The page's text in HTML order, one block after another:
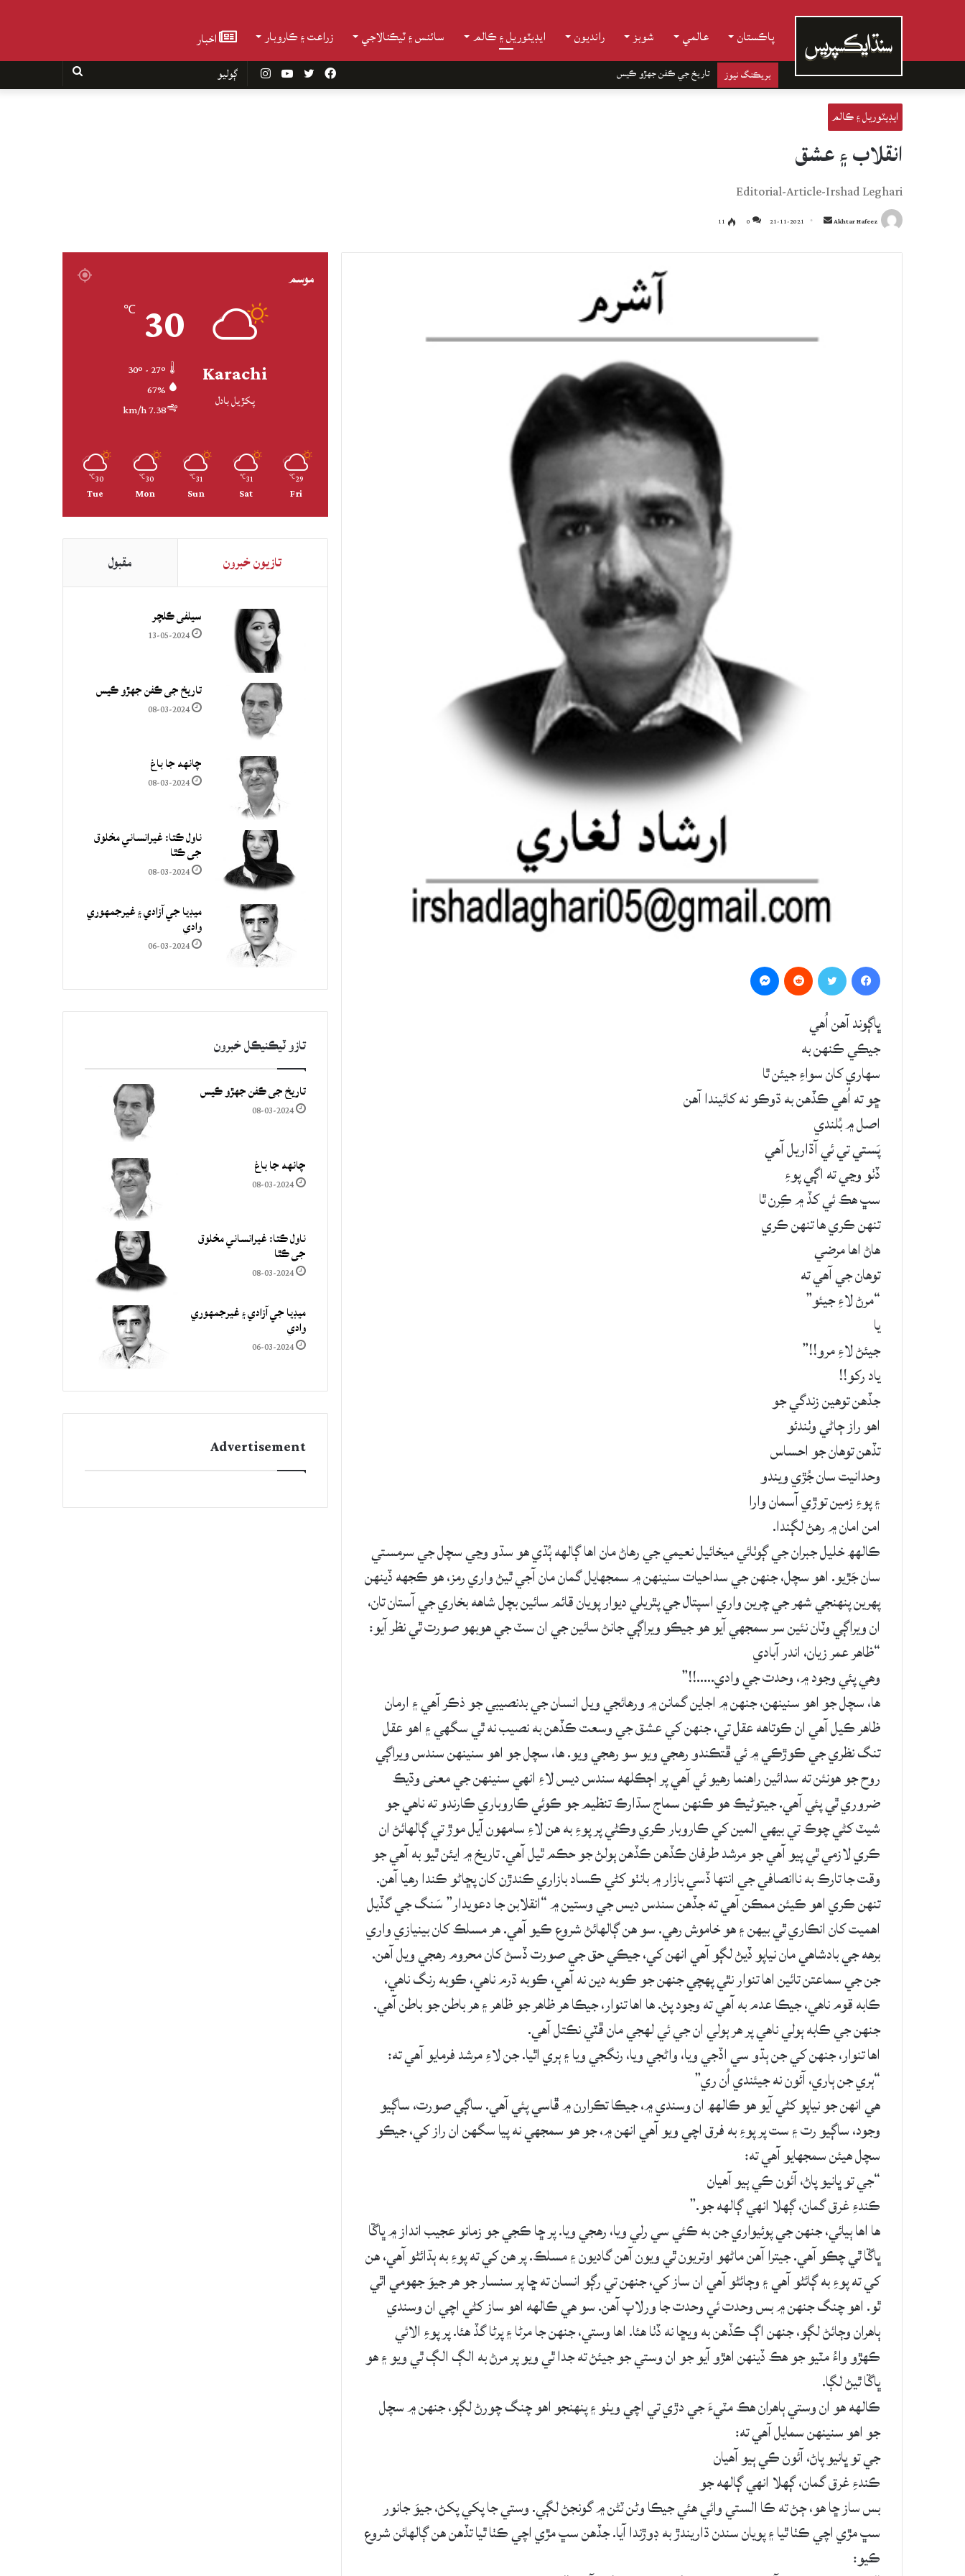
پاڪستان عالمي شوبز رانديون ايڊيٽوريل ۽ ڪالم سائنس ۽ ٽيڪنالاجي زراعت ۽ ڪاروبار اخبار
بريڪنگ نيوز تاريخ جي ڪفن جھڙو ڪيس InstagramYouTube Twitter
Facebook
ايڊيٽوريل ۽ ڪالم
انقلاب ۽ عشق
Editorial-Article-Irshad Leghari
Akhtar Hafeez
Send
email
21-11-2021
0
11
ڀاڳوند آهن اُهي
جيڪي ڪنهن به
سهاري کان سواءِ جيئن ٿا
ڇو ته اُهي ڪڏھن به ڌوڪو نه کائيندا آهن
اصل ۾ بُلندي
پَستي تي ئي آڌاريل آهي
ڏٺو وڃي ته اڳي پوءِ
سڀ هڪ ئي کڏ ۾ ڪِرن ٿا
تنهن ڪري ها تنهن ڪري
هاڻ اها مرضي
توهان جي آهي ته
“مرڻ لاءِ جيئو”
يا
جيئڻ لاءِ مرو!!”
ياد رکو!!
جڏھن توهين زندگي جو
اهو راز ڄاڻي وٺندئو
تڏهن توهان جو احساس
وحدانيت سان جُڙي ويندو
۽ پوءِ زمين توڙي آسمان وارا
امن امان ۾ رهڻ لڳندا.
ڪالهھ خليل جبران جي ڳوٺائي ميخائيل نعيمي جي رهاڻ مان اها ڳالھه ٻُڌي هو سڌو وڃي سچل جي سرمستي
سان جَڙيو. اهو سچل، جنهن جي سداحيات سنينهن ۾ سمجهايل گمان مان آجي ٿيڻ واري رمز، هو ڪجهه ڏينهن
پهرين پنهنجي شهر جي چرين واري اسپتال جي پٿريلي ديوار پويان قائم سائين بچل شاهه بخاري جي آستان تان،
ان ويراڳي وٽان نئين سر سمجهي آيو هو جيڪو ويراڳي جانڻ سائين جي ان سٽ جي هوبهو صورت ٿي نظر آيو:
“ظاهر عمر زيان، اندر آبادي
وهي پئي وجود ۾، وحدت جي وادي…..!!”
ها، سچل جو اهو سنينهن، جنهن ۾ اجاين گمانن ۾ ورهائجي ويل انسان جي بدنصيبي جو ذڪر آهي ۽ ارمان
ظاهر ڪيل آهي ان ڪوتاهه عقل تي، جنهن کي عشق جي وسعت ڪڏهن به نصيب نه ٿي سگهي ۽ اهو عقل
تنگ نظري جي ڪوڙڪي ۾ ئي ڦتڪندو رهجي ويو سو رهجي ويو. ها، سچل جو اهو سنينهن سندس ويراڳي
روح جو هونئن ته سدائين راهنما رهيو ئي آهي پر اڄڪلھه سندس ديس لاءِ انهي سنينهن جي معنى وڌيڪ
ضروري ٿي پئي آهي. جيتوڻيڪ هو ڪنهن سماج سڌارڪ تنظيم جو ڪوئي ڪاروباري ڪارندو ته ناهي جو
شيٽ کڻي چوڪ تي بيهي المين کي ڪاروبار ڪري وڪڻي پر پوءِ به هن لاءِ سامهون آيل موڙ تي ڳالهائڻ ان
ڪري لازمي ٿي پيو آهي جو مرشد طرفان ڪڏهن ڪڏهن ٻولڻ جو حڪم ٿيل آهي. تاريخ ۾ ايئن ٿيو به آهي جو
وقت جا تارڪ به ناانصافي جي انتها ڏسي بازار ۾ بانٺو کڻي ڪساد بازاري ڪندڙن کان پڇاڻو ڪندا رهيا آهن.
تنهن ڪري اهو ڪيئن ممڪن آهي ته جڏهن سندس ديس جي وستين ۾ “انقلابن جا دعويدار” سَنگ جي گڏيل
اهميت کان انڪاري ٿي بيهن ۽ هو خاموش رهي. سو هن ڳالهائڻ شروع ڪيو آهي. هر مسلڪ کان بينيازي واري
برهه جي بادشاهي مان نياپو ڏيڻ لڳو آهي انهن کي، جيڪي حق جي صورت ڏسڻ کان محروم رهجي ويل آهن.
جن جي سماعتن تائين اها تنوار نٿي پهچي جنهن جو ڪوبه دين نه آهي، ڪوبه ڌرم ناهي، ڪوبه رنگ ناهي،
ڪابه قوم ناهي، جيڪا عدم به آهي ته وجود پڻ. ها اها تنوار، جيڪا هر ظاهر جو ظاهر ۽ هر باطن جو باطن آهي.
جنهن جي ڪابه ٻولي ناهي پر هر ٻولي ان جي ئي لهجي مان ڦٽي نڪتل آهي.
اها تنوار، جنهن کي جن ٻڌو سي اڏجي ويا، واڻجي ويا، رنگجي ويا ۽ ٻري اٿيا. جن لاءِ مرشد فرمايو آهي ته:
“ٻري جن ٻاري، آئون نه جيئندي اُن ري”
هي انهن جو نياپو کڻي آيو هو ڪالهھ ان وسندي ۾، جيڪا تڪرارن ۾ ڦاسي پئي آهي. ساڳي صورت، ساڳيو
وجود، ساڳيو رت ۽ ست پر پوءِ به فرق اچي ويو آهي انهن ۾، جو هو سمجهي نه پيا سگهن ان راز کي، جيڪو
سچل هيئن سمجهايو آهي ته:
“جي تو ڀانيو پاڻ، آئون ڪي ٻيو آهيان
ڪندءِ غرق گمان، ڳهلا انهي ڳالهه جو.”
ها اها ٻيائي، جنهن جي پوئيواري جن به ڪئي سي رلي ويا، رهجي ويا. پر ڇا ڪجي جو زمانو عجيب انداز ۾ ڀاڱا
ڀاڱا ٿي چڪو آهي. جيترا آهن ماڻهو اوتريون ٿي ويون آهن گاديون ۽ مسلڪ. پر هن کي ته پوءِ به ٻڌائڻو آهي، هن
کي ته پوءِ به ڳائڻو آهي ۽ وڄائڻو آهي ان ساز کي، جنهن تي رڳو انسان ته ڇا پر سنسار جو هر جيوَ جهومي اٿي
ٿو. اهو چنگ جنهن ۾ بس وحدت ئي وحدت جا ورلاپ آهن. سو هي ڪالھه اهو ساز کڻي اچي ان وسندي
ٻاهران وڄائڻ لڳو، جنهن اڳ ڪڏهن به ويڇا نه ڏٺا هئا. اها وستي، جنهن جا مرڻا ۽ پرڻا گڏ هئا. پر پوءِ الائي
ڪهڙو واءُ مٽيو جو هڪ ڏينهن اهڙو آيو جو ان وستي جو جيئڻ ته جدا ٿي ويو پر مرڻ به الڳ الڳ ٿي ويو ۽ هو
ڀاڱا ٿيڻ لڳا.
ڪالھه هو ان وستي ٻاهران هڪ مٽيءَ جي دڙي تي اچي ويٺو ۽ پنهنجو اهو چنگ چورڻ لڳو، جنهن ۾ سچل
جو اهو سنينهن سمايل آهي ته:
جي تو ڀانيو پاڻ، آئون ڪي ٻيو آهيان
ڪندءِ غرق گمان، ڳهلا انهي ڳالهه جو
بس ساز ڇا هو، ڄڻ ته ڪا الستي وائي هئي جيڪا وڻن ٽڻن ۾ گونجڻ لڳي. وستي جا پکي پکڻ، جيوَ جانور
سڀ مڙي اچي ڪٺا ٿيا ۽ پويان سندن ڌاريندڙ به ڊوڙندا آيا. جڏهن سڀ مڙي اچي ڪٺا ٿيا تڏهن هن ڳالهائن شروع
ڪيو:
موسم
Karachi
پکڙيل بادل
30
℃
67%
7.38 km/h
29
℃
Fri
31
℃
Sat
31
℃
Sun
30
℃
Mon
30
℃
Tue
تازيون خبرون مقبول
سيلفي ڪلچر
13-05-2024
تاريخ جي ڪفن جھڙو ڪيس
08-03-2024
چانهه جا باغ
08-03-2024
ناول ڪتا: غيرانساني مخلوق
جي ڪٿا
08-03-2024
ميڊيا جي آزادي ۽ غيرجمھوري
وادي
06-03-2024
تازو ٽيڪنيڪل خبرون
تاريخ جي ڪفن جھڙو ڪيس
08-03-2024
چانهه جا باغ
08-03-2024
ناول ڪتا: غيرانساني مخلوق
جي ڪٿا
08-03-2024
ميڊيا جي آزادي ۽ غيرجمھوري
وادي
06-03-2024
Advertisement